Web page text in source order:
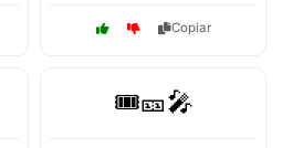
Copiar
🎟️🎫🎤